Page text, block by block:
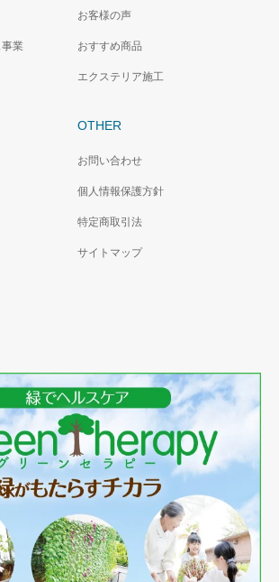
業
お客様の声
おすすめ商品
エクステリア施工
OTHER
お問い合わせ
個人情報保護方針
特定商取引法
サイトマップ